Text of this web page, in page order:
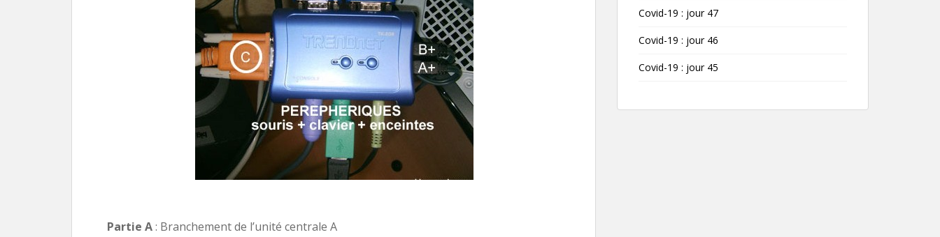
Partie A: Branchement de l’unité centrale A
Covid-19 : jour 47
Covid-19 : jour 46
Covid-19 : jour 45